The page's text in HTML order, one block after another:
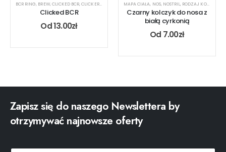
BCR RING, BREW, CLICKED BCR,CLICKER,MAPA CIAŁA,NOS,RODZAJ KOLCZYKA ,UCHO, USTA
Clicked BCR
Od13.00zł
MAPA CIAŁA, NOS, NOSTRIL, RODZAJ KOLCZYKA
Czarny kolczyk do nosa z
białą cyrkonią
Od 7.00zł
Zapisz się do naszego Newslettera by
otrzymywać najnowsze oferty